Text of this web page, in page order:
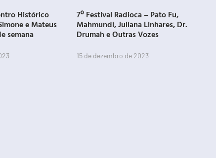
Histórico
e Mateus
semana
7º Festival Radioca – Pato Fu,
Mahmundi, Juliana Linhares, Dr.
Drumah e Outras Vozes
15 de dezembro de 2023